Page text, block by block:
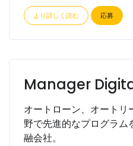
より詳しく読む 応募
Manager
オートローン、オート
野で先進的なプログラム
融会社。